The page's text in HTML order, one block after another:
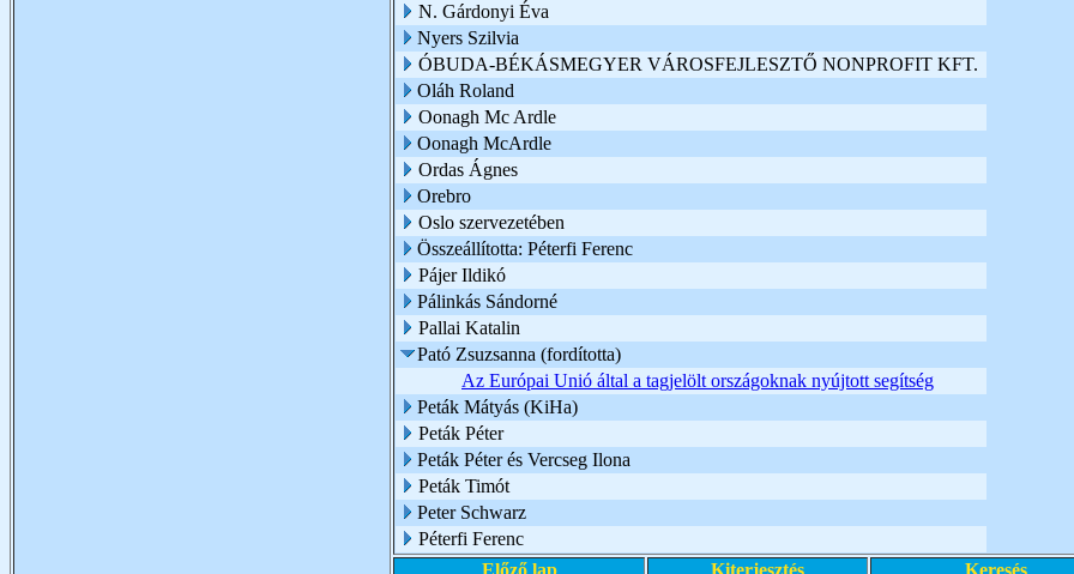
N. Gárdonyi Éva
Nyers Szilvia
ÓBUDA-BÉKÁSMEGYER VÁROSFEJLESZTŐ NONPROFIT KFT.
Oláh Roland
Oonagh Mc Ardle
Oonagh McArdle
Ordas Ágnes
Orebro
Oslo szervezetében
Összeállította: Péterfi Ferenc
Pájer Ildikó
Pálinkás Sándorné
Pallai Katalin
Pató Zsuzsanna (fordította)
Az Európai Unió által a tagjelölt országoknak nyújtott segítség
Peták Mátyás (KiHa)
Peták Péter
Peták Péter és Vercseg Ilona
Peták Timót
Peter Schwarz
Péterfi Ferenc
Előző lap
Kiterjesztés Keresés